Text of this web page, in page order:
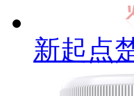
新起点